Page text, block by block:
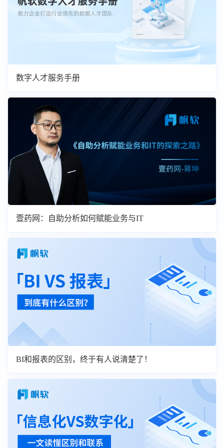
数字人才服务手册
壹药网：自助分析如何赋能业务与IT
BI和报表的区别，终于有人说清楚了！